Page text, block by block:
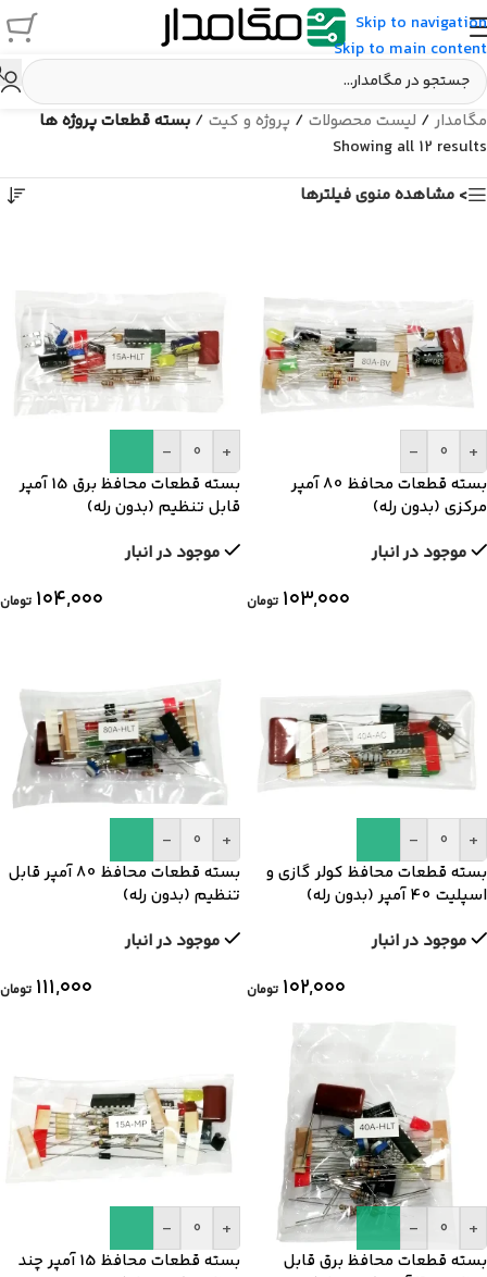
Skip to navigation
Skip to main content
مگامدار/ لیست محصولات / پروژه و کیت / بسته قطعات پروژه ها
Showing all 12 results
> مشاهده منوی فیلترها
-
+
بسته قطعات محافظ 80 آمپر
مرکزی (بدون رله)
موجود در انبار
۱۰۳,۰۰۰ تومان
-
+
بسته قطعات محافظ برق 15 آمپر
قابل تنظیم (بدون رله)
موجود در انبار
۱۰۴,۰۰۰ تومان
-
+
بسته قطعات محافظ کولر گازی و
اسپلیت 40 آمپر (بدون رله)
موجود در انبار
۱۰۲,۰۰۰ تومان
-
+
بسته قطعات محافظ 80 آمپر قابل
تنظیم (بدون رله)
موجود در انبار
۱۱۱,۰۰۰ تومان
-
+
بسته قطعات محافظ برق قابل
-
+
بسته قطعات محافظ 15 آمپر چند